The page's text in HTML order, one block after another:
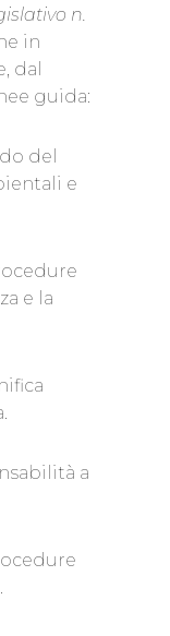
n.
in
dal
guida:
del
e
e la
a